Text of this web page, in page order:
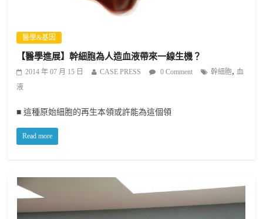
醫學&基因
【醫學進展】幹細胞為人造血液帶來一線生機？
2014 年 07 月 15 日 CASE PRESS 0 Comment 幹細胞, 血
液
■ 這種原始細胞的再生本領或許能為這個領
Read more